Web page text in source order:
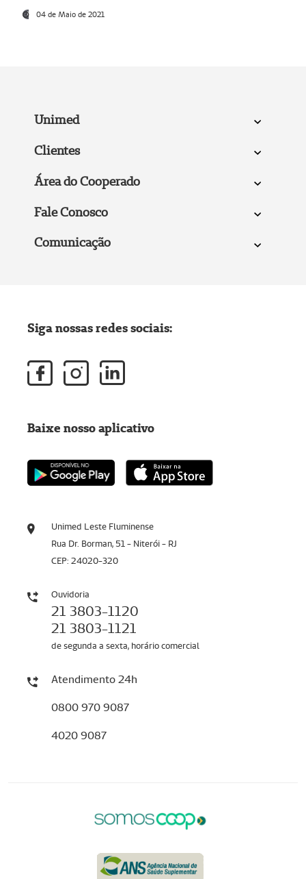
04 de Maio de 2021
Unimed
Clientes
Área do Cooperado
Fale Conosco
Comunicação
Unimed Leste Fluminense
Rua Dr. Borman, 51 - Niterói - RJ
CEP: 24020-320
Ouvidoria
21 3803-1120
21 3803-1121
de segunda a sexta, horário comercial
Atendimento 24h
0800 970 9087
4020 9087
Siga nossas redes sociais:
Baixe nosso aplicativo